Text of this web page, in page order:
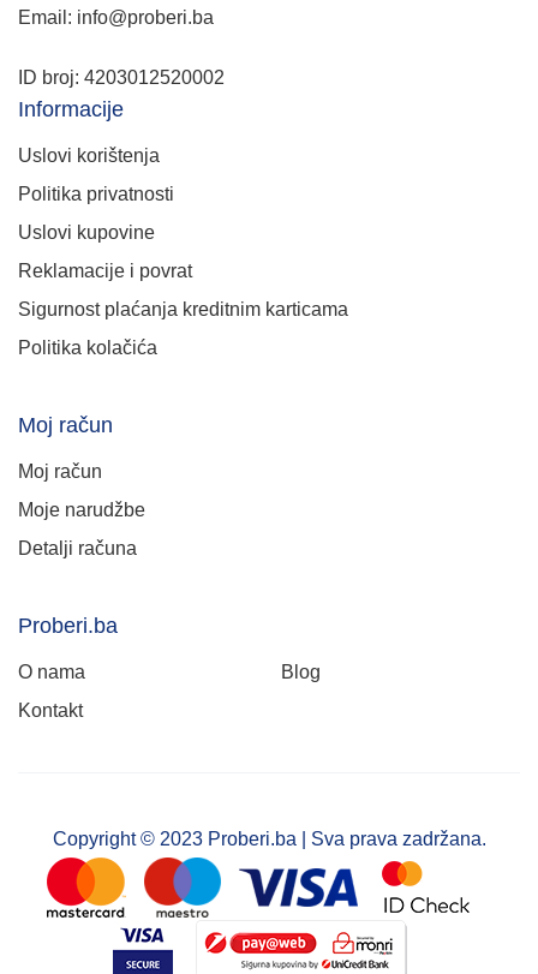
Email: info@proberi.ba
ID broj: 4203012520002
Informacije
Uslovi korištenja
Politika privatnosti
Uslovi kupovine
Reklamacije i povrat
Sigurnost plaćanja kreditnim karticama
Politika kolačića
Moj račun
Moj račun
Moje narudžbe
Detalji računa
Proberi.ba
O nama
Blog
Kontakt
Copyright © 2023 Proberi.ba | Sva prava zadržana.